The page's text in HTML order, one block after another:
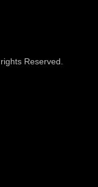
Reserved.